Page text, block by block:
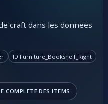
craft dans les donnees
ID Furniture_Bookshelf_Right
COMPLETE DES ITEMS